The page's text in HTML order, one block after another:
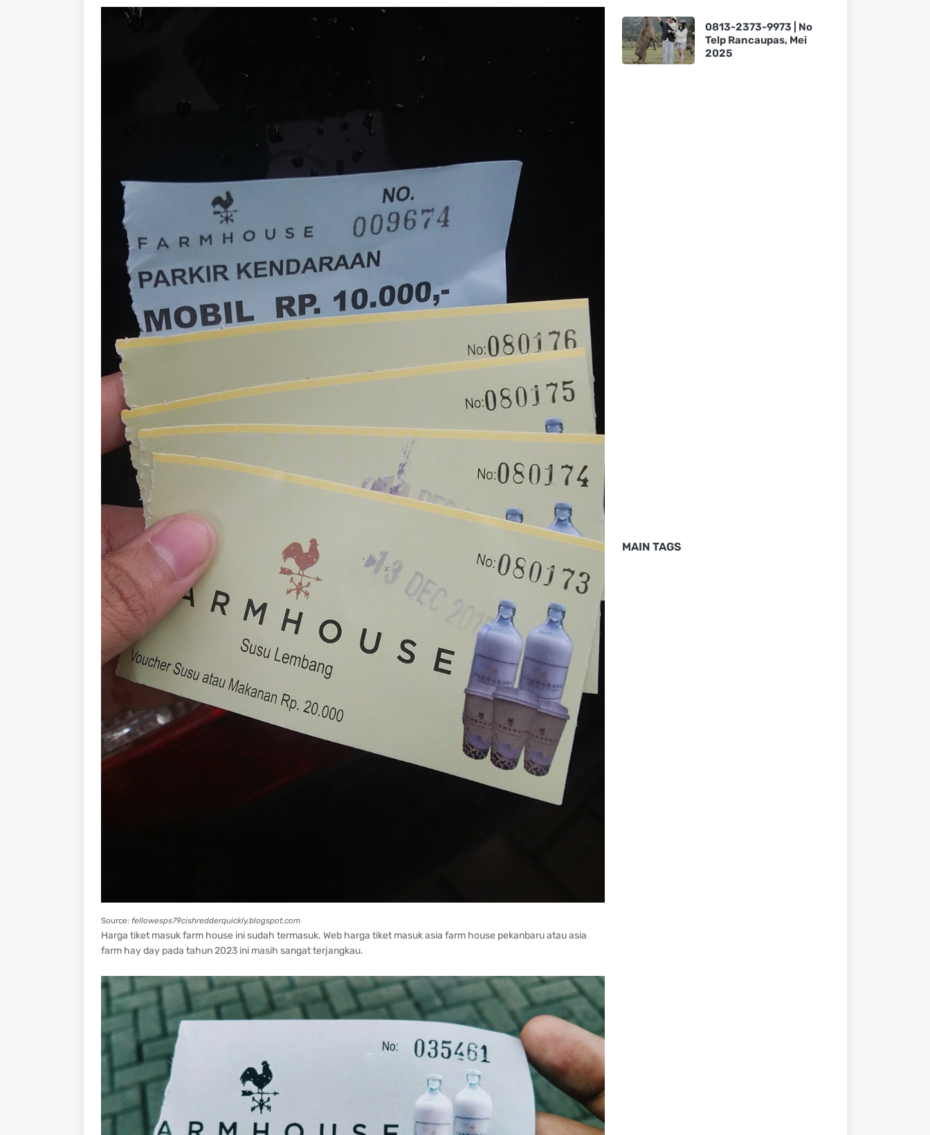
Source: fellowesps79cishredderquickly.blogspot.com
Harga tiket masuk farm house ini sudah termasuk. Web harga tiket masuk asia farm house pekanbaru atau asia
farm hay day pada tahun 2023 ini masih sangat terjangkau.
0813-2373-9973 | No
Telp Rancaupas, Mei
2025
MAIN TAGS